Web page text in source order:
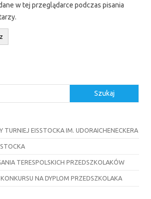
w tej przeglądarce podczas pisania
Szukaj
TURNIEJ EISSTOCKA IM. UDORAICHENECKERA
TERESPOLSKICH PRZEDSZKOLAKÓW
NA DYPLOM PRZEDSZKOLAKA